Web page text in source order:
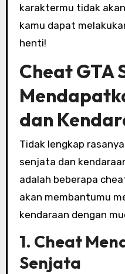
karaktermu tidak
kamu dapat
henti!
Cheat GTA
dan
Tidak lengkap
senjata dan
adalah beberapa
akan membantumu
kendaraan dengan
1. Cheat
Senjata